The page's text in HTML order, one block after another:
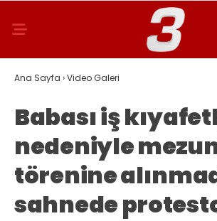
Ana Sayfa ›Video Galeri
Babası iş
nedeniyle
törenine
sahnede